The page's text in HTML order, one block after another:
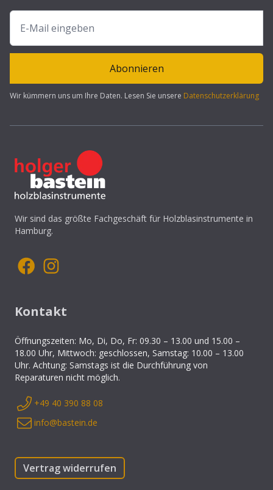
Abonnieren
Wir kümmern uns um Ihre Daten. Lesen Sie unsere Datenschutzerklärung
Wir sind das größte Fachgeschäft für Holzblasinstrumente in
Hamburg.
Kontakt
Öffnungszeiten: Mo, Di, Do, Fr: 09.30 – 13.00 und 15.00 –
18.00 Uhr, Mittwoch: geschlossen, Samstag: 10.00 – 13.00
Uhr. Achtung: Samstags ist die Durchführung von
Reparaturen nicht möglich.
+49 40 390 88 08
info@bastein.de
Vertrag widerrufen